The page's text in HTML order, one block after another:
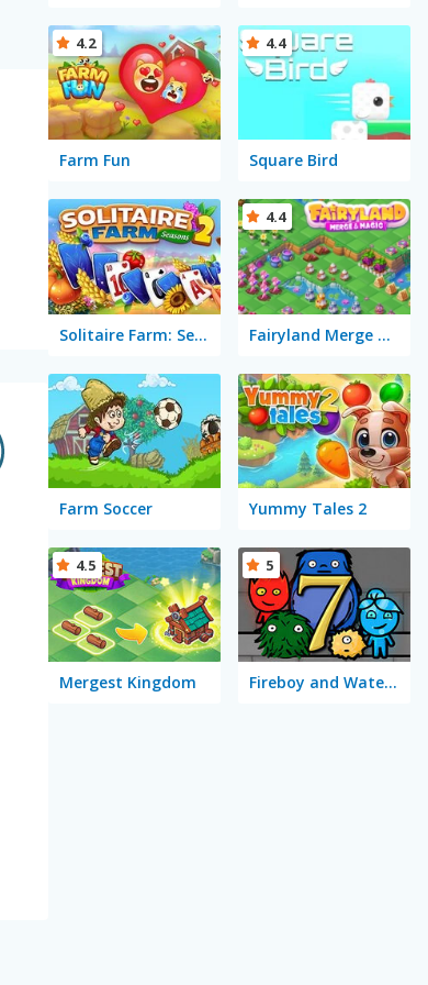
Farm Fun
4.2
Square Bird
4.4
Solitaire Farm: Seasons 2 Fairyland Merge & Magic
4.4
Farm Soccer Yummy Tales 2
Mergest Kingdom
4.5
Fireboy and Watergirl 7: and Friends
5